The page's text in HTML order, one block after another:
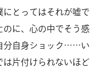
にとってはそれが嘘で
のに、心の中でそう感
分自身ショック……い
は片付けられないほど